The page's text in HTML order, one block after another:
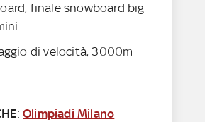
finale snowboard big
di velocità, 3000m
:Olimpiadi Milano